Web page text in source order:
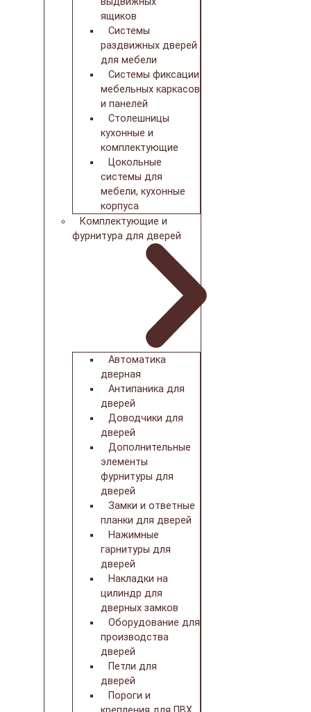
ящиков
Системы
раздвижных дверей
для мебели
Системы фиксации
мебельных каркасов
и панелей
Столешницы
кухонные и
комплектующие
Цокольные
системы для
мебели, кухонные
корпуса
Комплектующие и
фурнитура для дверей
Автоматика
дверная
Антипаника для
дверей
Доводчики для
дверей
Дополнительные
элементы
фурнитуры для
дверей
Замки и ответные
планки для дверей
Нажимные
гарнитуры для
дверей
Накладки на
цилиндр для
дверных замков
Оборудование для
производства
дверей
Петли для
дверей
Пороги и